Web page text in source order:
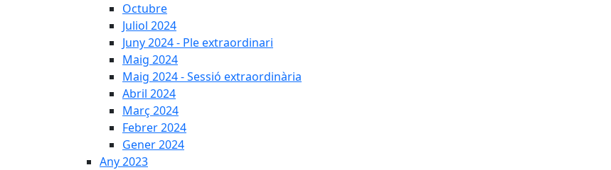
Octubre
Juliol 2024
Juny 2024 - Ple extraordinari
Maig 2024
Maig 2024 - Sessió extraordinària
Abril 2024
Març 2024
Febrer 2024
Gener 2024
Any 2023